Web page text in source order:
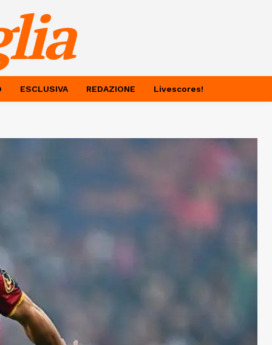
ESCLUSIVA REDAZIONE Livescores!